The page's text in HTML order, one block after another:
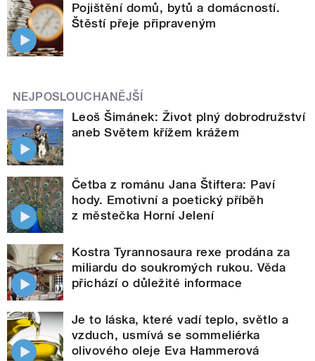
Pojištění domů, bytů a domácností.
Štěstí přeje připraveným
NEJPOSLOUCHANĚJŠÍ
Leoš Šimánek: Život plný dobrodružství
aneb Světem křížem krážem
Četba z románu Jana Štiftera: Paví
hody. Emotivní a poetický příběh
z městečka Horní Jelení
Kostra Tyrannosaura rexe prodána za
miliardu do soukromých rukou. Věda
přichází o důležité informace
Je to láska, které vadí teplo, světlo a
vzduch, usmívá se sommeliérka
olivového oleje Eva Hammerová